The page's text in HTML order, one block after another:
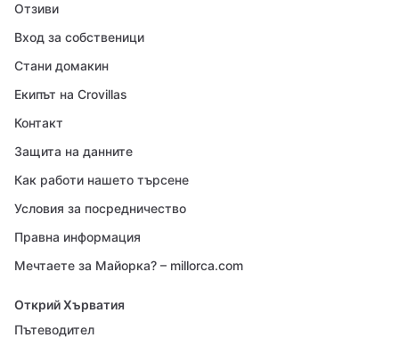
Отзиви
Вход за собственици
Стани домакин
Екипът на Crovillas
Контакт
Защита на данните
Как работи нашето търсене
Условия за посредничество
Правна информация
Мечтаете за Майорка? – millorca.com
Открий Хърватия
Пътеводител